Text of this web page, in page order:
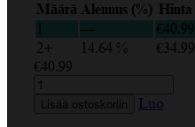
Määrä Alennus (%)
Hinta
1
— € 40.99
2+
14.64 % €34.99
€40.99
Pariisi,
Eiffel-
torni,
Lisää ostoskoriin Luo